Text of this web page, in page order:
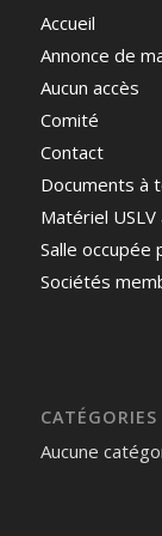
Accueil
Annonce de
Aucun accès
Comité
Contact
Documents à
Matériel
Salle
Sociétés
CATÉGORIES
Aucune